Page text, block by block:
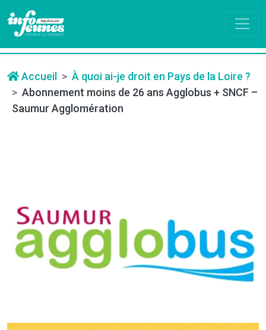
Accueil
À quoi ai-je droit en Pays de la Loire ?
Abonnement moins de 26 ans Agglobus + SNCF –
Saumur Agglomération